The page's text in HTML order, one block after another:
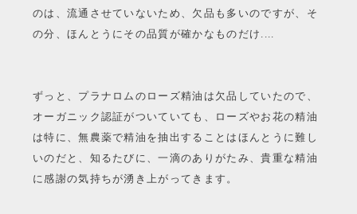
のは、流通させていないため、欠品も多いのですが、そ
の分、ほんとうにその品質が確かなものだけ....
ずっと、プラナロムのローズ精油は欠品していたので、
オーガニック認証がついていても、ローズやお花の精油
は特に、無農薬で精油を抽出することはほんとうに難し
いのだと、知るたびに、一滴のありがたみ、貴重な精油
に感謝の気持ちが湧き上がってきます。